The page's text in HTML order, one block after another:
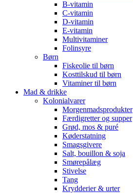
B-vitamin
C-vitamin
D-vitamin
E-vitamin
Multivitaminer
Folinsyre
Børn
Fiskeolie til børn
Kosttilskud til børn
Vitaminer til børn
Mad & drikke
Kolonialvarer
Morgenmadsprodukter
Færdigretter og supper
Grød, mos & puré
Køderstatning
Smagsgivere
Salt, bouillon & soja
Smørepålæg
Stivelse
Tang
Krydderier & urter